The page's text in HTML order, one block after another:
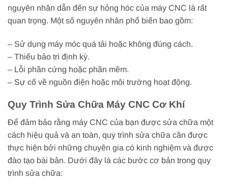
nguyên nhân dẫn đến sự hỏng hóc của máy CNC là rất
quan trọng. Một số nguyên nhân phổ biến bao gồm:
– Sử dụng máy móc quá tải hoặc không đúng cách.
– Thiếu bảo trì định kỳ.
– Lỗi phần cứng hoặc phần mềm.
– Sự cố về nguồn điện hoặc môi trường hoạt động.
Quy Trình Sửa Chữa Máy CNC Cơ Khí
Để đảm bảo rằng máy CNC của bạn được sửa chữa một
cách hiệu quả và an toàn, quy trình sửa chữa cần được
thực hiện bởi những chuyên gia có kinh nghiệm và được
đào tạo bài bản. Dưới đây là các bước cơ bản trong quy
trình sửa chữa: